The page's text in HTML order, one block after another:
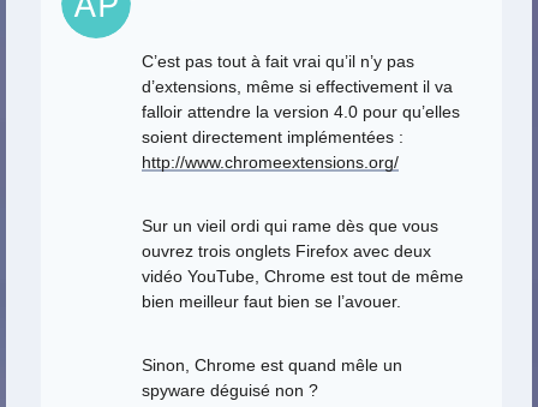
C’est pas tout à fait vrai qu’il n’y pas
d’extensions, même si effectivement il va
falloir attendre la version 4.0 pour qu’elles
soient directement implémentées :
http://www.chromeextensions.org/
Sur un vieil ordi qui rame dès que vous
ouvrez trois onglets Firefox avec deux
vidéo YouTube, Chrome est tout de même
bien meilleur faut bien se l’avouer.
Sinon, Chrome est quand mêle un
spyware déguisé non ?